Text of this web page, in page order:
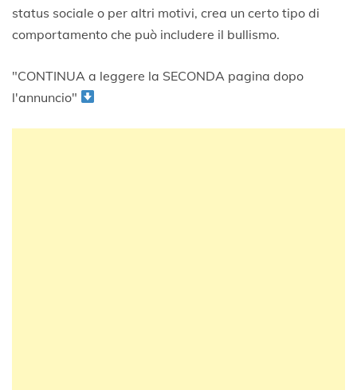
status sociale o per altri motivi, crea un certo tipo di
comportamento che può includere il bullismo.
"CONTINUA a leggere la SECONDA pagina dopo
l'annuncio"